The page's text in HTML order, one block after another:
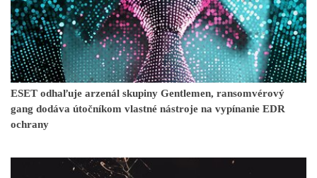
ESET odhaľuje arzenál skupiny Gentlemen, ransomvérový
gang dodáva útočníkom vlastné nástroje na vypínanie EDR
ochrany